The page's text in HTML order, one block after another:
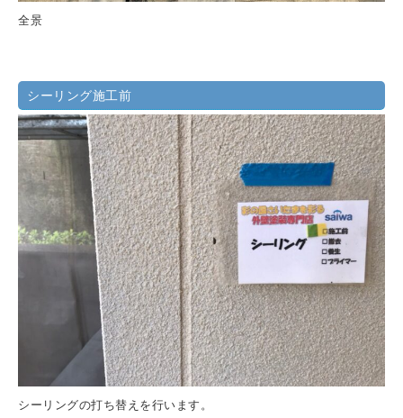
全景
シーリング施工前
シーリングの打ち替えを行います。